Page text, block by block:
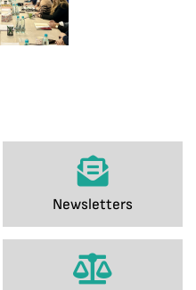
Newsletters